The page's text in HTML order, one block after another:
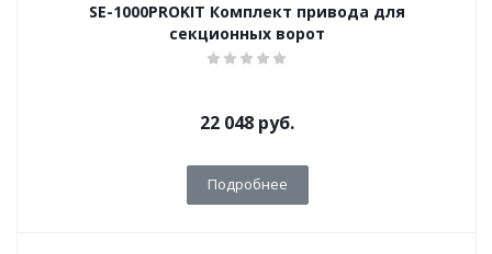
SE-1000PROKIT Комплект привода для
секционных ворот
22 048 руб.
Подробнее